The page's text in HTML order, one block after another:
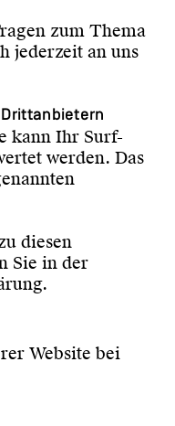
zum Thema
jederzeit an uns
kann Ihr Surf-
werden. Das
diesen
Sie in der
Website bei